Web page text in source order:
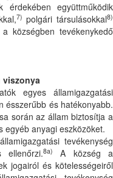
együttműködik
7) polgári társulásokkal8)
községben tevékenykedő
viszonya
egyes államigazgatási
ésszerűbb és hatékonyabb.
során az állam biztosítja a
egyéb anyagi eszközöket.
tevékenység
8a)
A község a
jogairól és kötelességeiről